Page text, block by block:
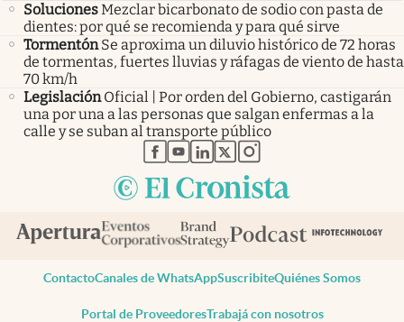
SolucionesMezclar bicarbonato de sodio con pasta de
dientes: por qué se recomienda y para qué sirve
Tormentón Se aproxima un diluvio histórico de 72 horas
de tormentas, fuertes lluvias y ráfagas de viento de hasta
70 km/h
Legislación Oficial | Por orden del Gobierno, castigarán
una por una a las personas que salgan enfermas a la
calle y se suban al transporte público
abre en nueva pestaña
abre en nueva pestaña
abre en nueva pestaña
abre en nueva pestaña
abre en nueva pestaña
ContactoCanales de WhatsAppSuscribiteQuiénes Somos
Portal de ProveedoresTrabajá con nosotros